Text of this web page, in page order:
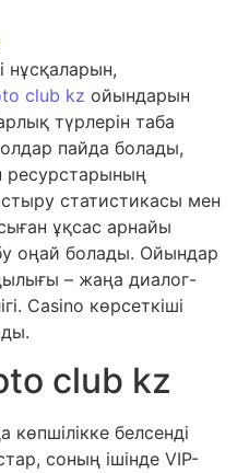
нұсқаларын,
club kz ойындарын
түрлерін таба
пайда болады,
ресурстарының
статистикасы мен
ұқсас арнайы
оңай болады. Ойындар
– жаңа диалог-
Casino көрсеткіші
club kz
белсенді
соның ішінде VIP-